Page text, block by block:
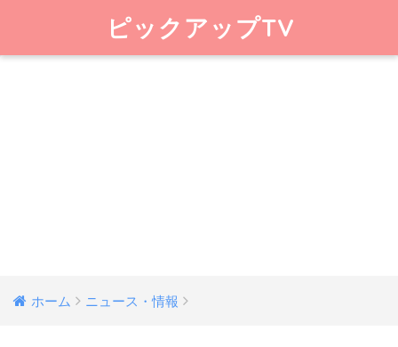
ピックアップTV
ホーム ニュース・情報